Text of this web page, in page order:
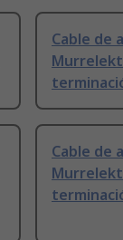
Cable de
Cable de